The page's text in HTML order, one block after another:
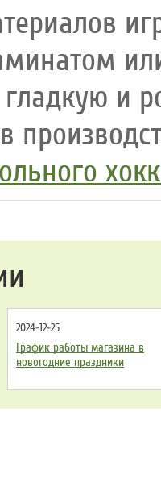
и
2024-12-25
График работы магазина в
новогодние праздники